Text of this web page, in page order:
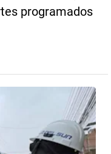
programados